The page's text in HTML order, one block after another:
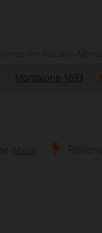
em Toscana,
Montaione-1693
(Mapa)